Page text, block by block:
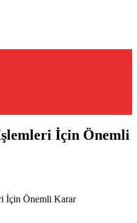
İçin Önemli
İçin Önemli Karar